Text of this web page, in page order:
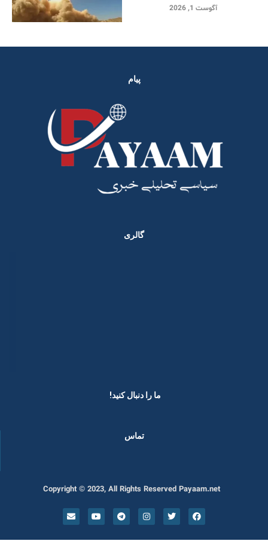
آگوست 1, 2026
پیام
گالری
ما را دنبال کنید! ​
تماس
Copyright © 2023, All Rights Reserved Payaam.net